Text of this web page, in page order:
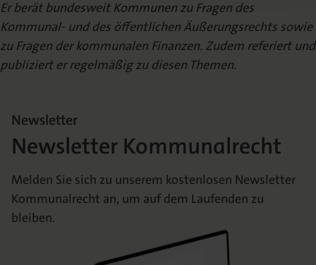
Er berät bundesweit Kommunen zu Fragen des
Kommunal- und des öffentlichen Äußerungsrechts sowie
zu Fragen der kommunalen Finanzen. Zudem referiert und
publiziert er regelmäßig zu diesen Themen.
Newsletter
Newsletter Kommunalrecht
Melden Sie sich zu unserem kostenlosen Newsletter
Kommunalrecht an, um auf dem Laufenden zu
bleiben.